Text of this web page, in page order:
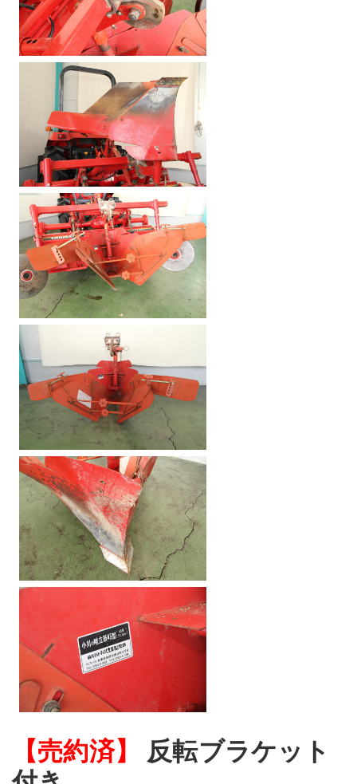
【売約済】
反転ブラケット